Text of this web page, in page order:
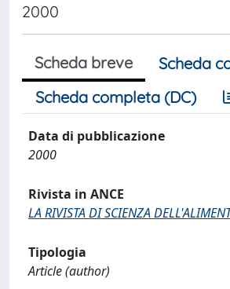
2000
Scheda breve
Scheda
Scheda completa (DC)
Data di pubblicazione
2000
Rivista in ANCE
LA RIVISTA DI SCIENZA
Tipologia
Article (author)